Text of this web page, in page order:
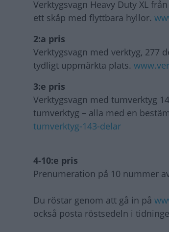
Verktygsvagn Heavy Duty XL
ett skåp med flyttbara hyllor.
2:a pris
Verktygsvagn med verktyg, 277
tydligt uppmärkta plats.
3:e pris
Verktygsvagn med tumverktyg
tumverktyg – alla med en
tumverktyg-143-delar
4-10:e pris
Prenumeration på 10 nummer
Du röstar genom att gå in på
också posta röstsedeln i